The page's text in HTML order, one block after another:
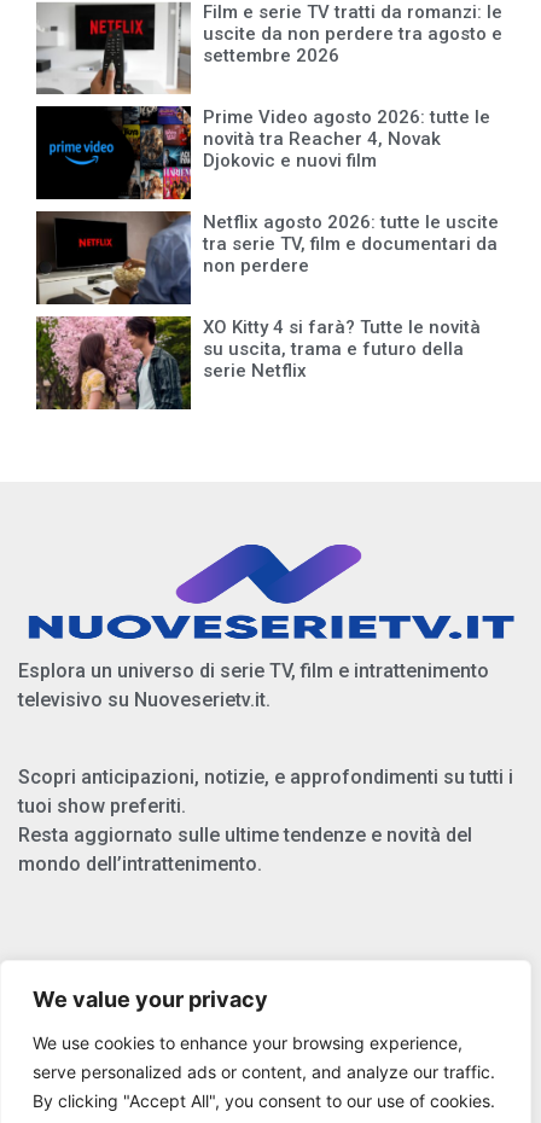
We value your privacy
We use cookies to enhance your browsing experience,
serve personalized ads or content, and analyze our traffic.
By clicking "Accept All", you consent to our use of cookies.
Film e serie TV tratti da romanzi: le
uscite da non perdere tra agosto e
settembre 2026
Prime Video agosto 2026: tutte le
novità tra Reacher 4, Novak
Djokovic e nuovi film
Netflix agosto 2026: tutte le uscite
tra serie TV, film e documentari da
non perdere
XO Kitty 4 si farà? Tutte le novità
su uscita, trama e futuro della
serie Netflix
Esplora un universo di serie TV, film e intrattenimento
televisivo su Nuoveserietv.it.
Scopri anticipazioni, notizie, e approfondimenti su tutti i
tuoi show preferiti.
Resta aggiornato sulle ultime tendenze e novità del
mondo dell’intrattenimento.
Privacy Policy
Cookie Policy